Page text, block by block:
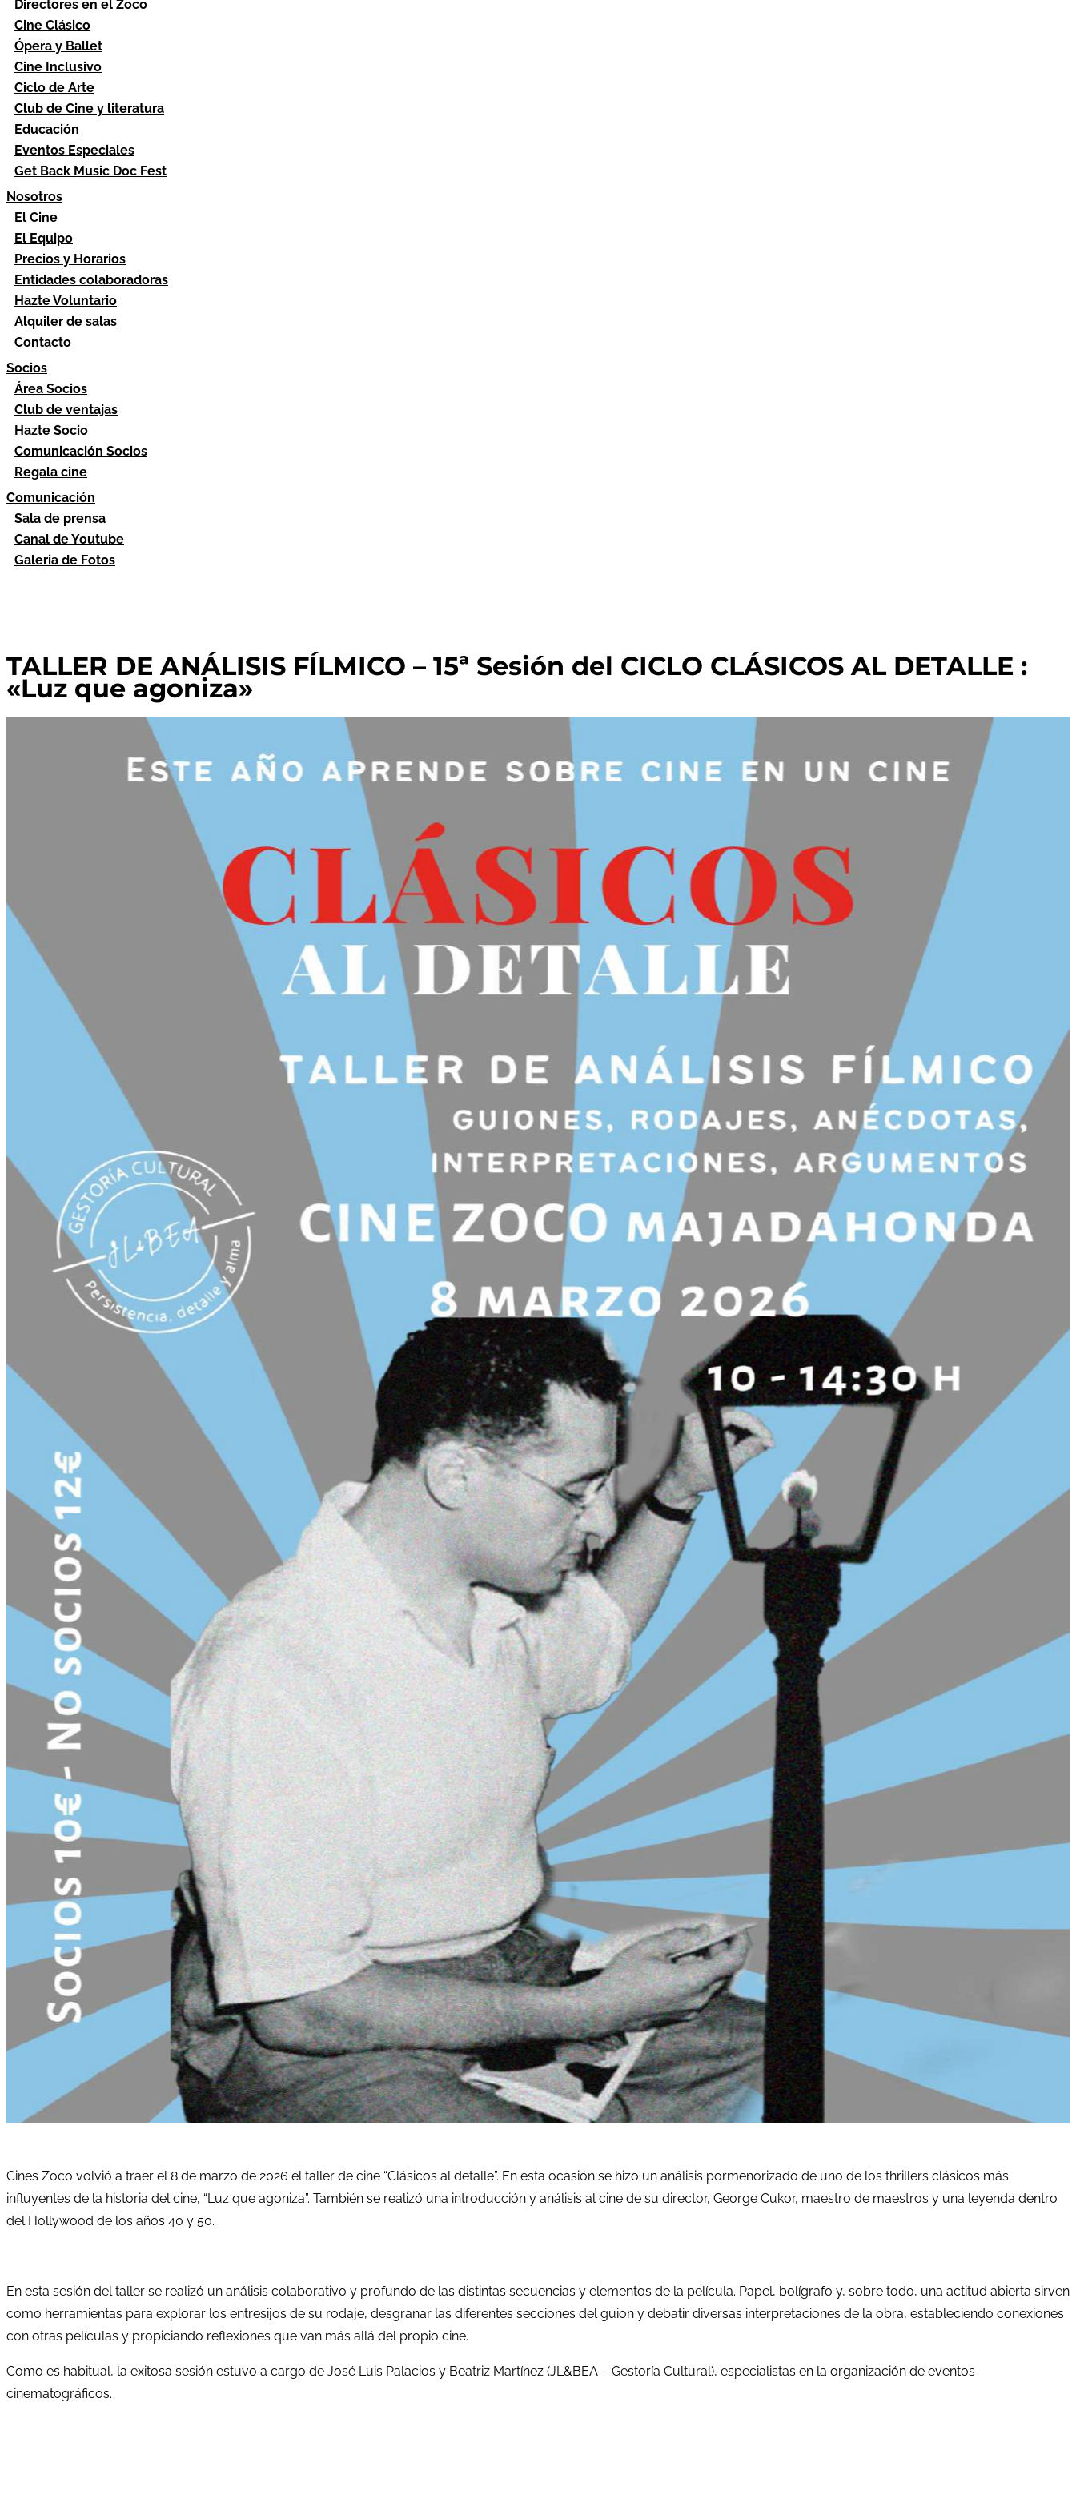
Directores en el Zoco
Cine Clásico
Ópera y Ballet
Cine Inclusivo
Ciclo de Arte
Club de Cine y literatura
Educación
Eventos Especiales
Get Back Music Doc Fest
Nosotros
El Cine
El Equipo
Precios y Horarios
Entidades colaboradoras
Hazte Voluntario
Alquiler de salas
Contacto
Socios
Área Socios
Club de ventajas
Hazte Socio
Comunicación Socios
Regala cine
Comunicación
Sala de prensa
Canal de Youtube
Galeria de Fotos
TALLER DE ANÁLISIS FÍLMICO – 15ª Sesión del CICLO CLÁSICOS AL DETALLE :
«Luz que agoniza»
Cines Zoco volvió a traer el 8 de marzo de 2026 el taller de cine “Clásicos al detalle”. En esta ocasión se hizo un análisis pormenorizado de uno de los thrillers clásicos más
influyentes de la historia del cine, “Luz que agoniza”. También se realizó una introducción y análisis al cine de su director, George Cukor, maestro de maestros y una leyenda dentro
del Hollywood de los años 40 y 50.
En esta sesión del taller se realizó un análisis colaborativo y profundo de las distintas secuencias y elementos de la película. Papel, bolígrafo y, sobre todo, una actitud abierta sirven
como herramientas para explorar los entresijos de su rodaje, desgranar las diferentes secciones del guion y debatir diversas interpretaciones de la obra, estableciendo conexiones
con otras películas y propiciando reflexiones que van más allá del propio cine.
Como es habitual, la exitosa sesión estuvo a cargo de José Luis Palacios y Beatriz Martínez (JL&BEA – Gestoría Cultural), especialistas en la organización de eventos
cinematográficos.